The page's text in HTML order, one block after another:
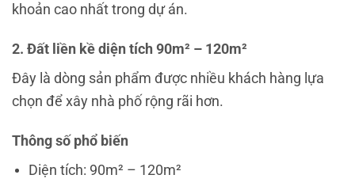
khoản cao nhất trong dự án.
2. Đất liền kề diện tích 90m² – 120m²
Đây là dòng sản phẩm được nhiều khách hàng lựa
chọn để xây nhà phố rộng rãi hơn.
Thông số phổ biến
Diện tích: 90m² – 120m²